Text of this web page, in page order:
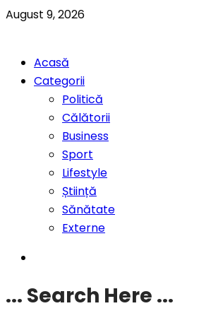
August 9, 2026
Acasă
Categorii
Politică
Călătorii
Business
Sport
Lifestyle
Știință
Sănătate
Externe
... Search Here ...